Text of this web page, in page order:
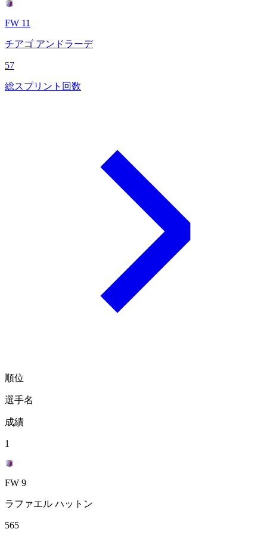
FW 11
チアゴ アンドラーデ
57
総スプリント回数
順位
選手名
成績
1
FW 9
ラファエル ハットン
565